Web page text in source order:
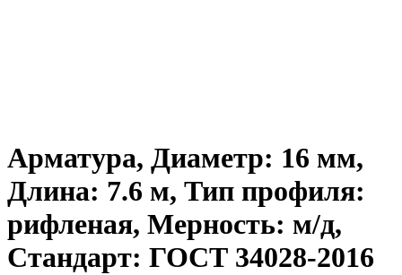
Арматура, Диаметр: 16 мм,
Длина: 7.6 м, Тип профиля:
рифленая, Мерность: м/д,
Стандарт: ГОСТ 34028-2016